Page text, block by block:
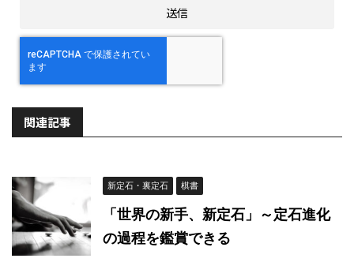
関連記事
新定石・裏定石 棋書
「世界の新手、新定石」～定石進化
の過程を鑑賞できる